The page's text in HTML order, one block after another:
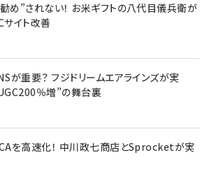
め”されない！ お米ギフトの八代目儀兵衛が
サイト改善
が重要？ フジドリームエアラインズが実
％増”の舞台裏
を高速化！ 中川政七商店とSprocketが実